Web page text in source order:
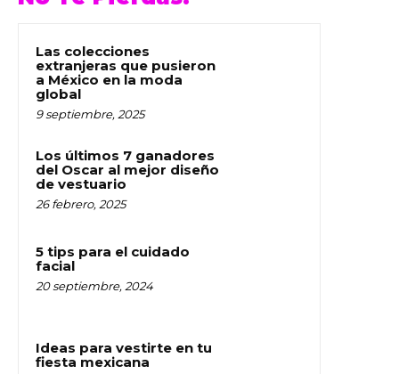
Las colecciones
extranjeras que pusieron
a México en la moda
global
9 septiembre, 2025
Los últimos 7 ganadores
del Oscar al mejor diseño
de vestuario
26 febrero, 2025
5 tips para el cuidado
facial
20 septiembre, 2024
Ideas para vestirte en tu
fiesta mexicana